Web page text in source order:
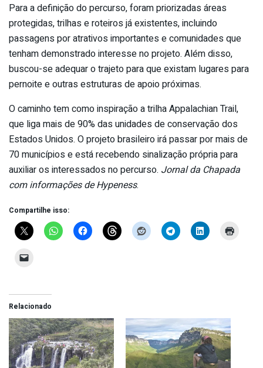
Para a definição do percurso, foram priorizadas áreas
protegidas, trilhas e roteiros já existentes, incluindo
passagens por atrativos importantes e comunidades que
tenham demonstrado interesse no projeto. Além disso,
buscou-se adequar o trajeto para que existam lugares para
pernoite e outras estruturas de apoio próximas.
O caminho tem como inspiração a trilha Appalachian Trail,
que liga mais de 90% das unidades de conservação dos
Estados Unidos. O projeto brasileiro irá passar por mais de
70 municípios e está recebendo sinalização própria para
auxiliar os interessados no percurso. Jornal da Chapada
com informações de Hypeness.
Compartilhe isso:
Relacionado